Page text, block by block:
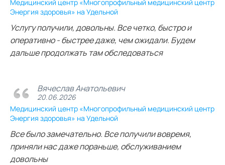
Медицинский центр «Многопрофильный медицинский центр
Энергия здоровья» на Удельной
Услугу получили, довольны. Все четко, быстро и
оперативно - быстрее даже, чем ожидали. Будем
дальше продолжать там обследоваться
Вячеслав Анатольевич
20.06.2026
Медицинский центр «Многопрофильный медицинский центр
Энергия здоровья» на Удельной
Все было замечательно. Все получили вовремя,
приняли нас даже пораньше, обслуживанием
довольны